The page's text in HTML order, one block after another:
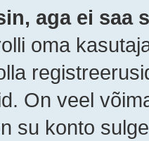
aga ei saa
oma
On veel
su konto